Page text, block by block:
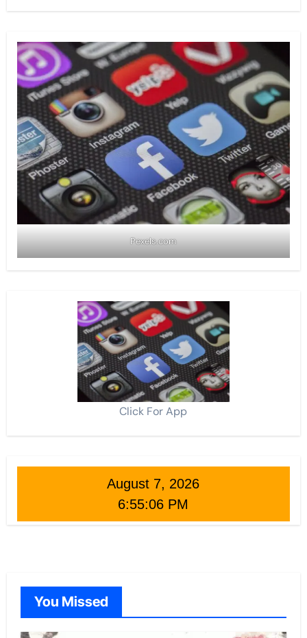
Pexels.com
Click For App
August 7, 2026
6:55:08 PM
You Missed